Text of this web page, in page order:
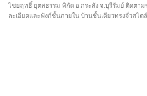
ไชยฤทธิ์ ยุตสธรรม พิกัด อ.กระสัง จ.บุรีรัมย์ ติดตา
ละเอียดและฟังก์ชั้นภายใน บ้านชั้นเดียวทรงจั่วสไ